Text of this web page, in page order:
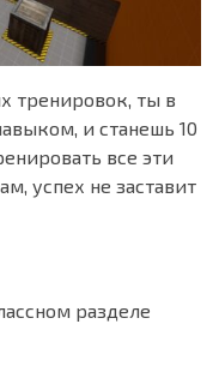
тренировок, ты в
и станешь 10
все эти
успех не заставит
разделе